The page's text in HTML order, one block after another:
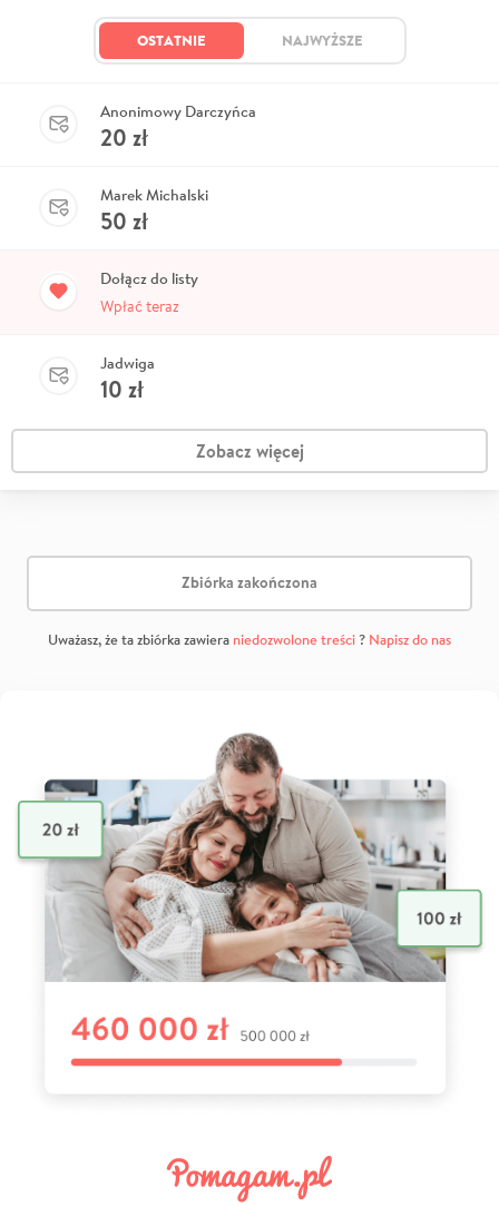
OSTATNIE NAJWYŻSZE
Anonimowy Darczyńca
20 zł
Marek Michalski
50 zł
Dołącz do listy
Wpłać teraz
Jadwiga
10 zł
Zobacz więcej
Zbiórka zakończona
Uważasz, że ta zbiórka zawiera niedozwolone treści? Napisz do nas